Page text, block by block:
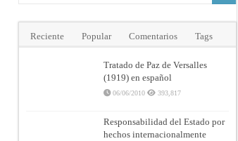
Reciente Popular Comentarios Tags
Tratado de Paz de Versalles
(1919) en español
06/06/2010 393,817
Responsabilidad del Estado por
hechos internacionalmente